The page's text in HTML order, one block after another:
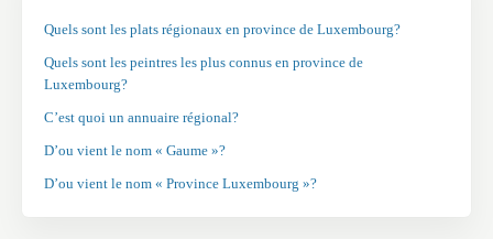
Quels sont les plats régionaux en province de Luxembourg?
Quels sont les peintres les plus connus en province de
Luxembourg?
C’est quoi un annuaire régional?
D’ou vient le nom « Gaume »?
D’ou vient le nom « Province Luxembourg »?